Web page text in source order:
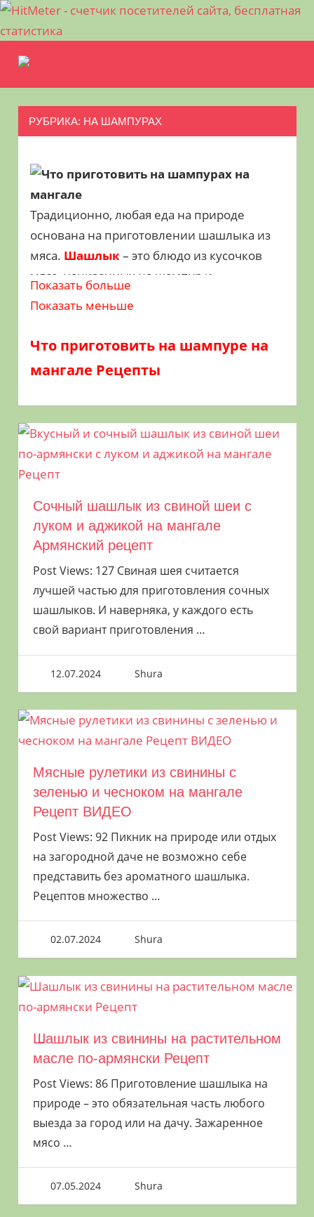
содержимому
природе
Что
природе
РУБРИКА: НА ШАМПУРАХ
Традиционно, любая еда на природе
основана на приготовлении шашлыка из
мяса. Шашлык – это блюдо из кусочков
мяса, нанизанных на шампур и
звучало как
(şışlıq), от слова
— вертел. А название шампур пришло к
Шампур — это тонкий металлический или
обтесанный деревянный стержень,
инструмент для приготовления мяса, рыбы
или овощей на открытом огне (мангале
или костре) и служит для приготовления
шашлыка. Рецепты приготовления на
подготовки. На сайте
подробно расскажем, что приготовить на
шампурах на мангале и как лучше жарить
самое главное — как правильно жарить
window.yaContextCb.push(() => {
"R-A-8003868-5", "renderTo": "yandex_rtb_R-
A-8003868-5" }) })
Что приготовить на
шампурах на мангале
Шампура
Исторически сложилось так, что шашлык
готовится из мелко нарезанных кусочков
баранины. И считается, что вкусный
Кавказе. Рецепты вкусного шашлыка на
шампурах на мангале – визитная карточка
кулинара. Рецепты шашлыков у разных
народов свои. Отличаются они способом
маринования и приготовления. Секреты
рецептов маринада и приготовления мяса
передаются поколениями. А что
приготовить на шампурах на мангале
кроме баранины. В русском языке слово
Показать больше
Показать меньше
Что приготовить на шампуре на
мангале Рецепты
Сочный шашлык из свиной шеи с
луком и аджикой на мангале
Армянский рецепт
Post Views: 127 Свиная шея считается
лучшей частью для приготовления сочных
шашлыков. И наверняка, у каждого есть
свой вариант приготовления …
12.07.2024 Shura
Мясные рулетики из свинины с
зеленью и чесноком на мангале
Рецепт ВИДЕО
Post Views: 92 Пикник на природе или отдых
на загородной даче не возможно себе
представить без ароматного шашлыка.
Рецептов множество …
02.07.2024 Shura
Шашлык из свинины на растительном
масле по-армянски Рецепт
Post Views: 86 Приготовление шашлыка на
природе – это обязательная часть любого
выезда за город или на дачу. Зажаренное
мясо …
07.05.2024 Shura